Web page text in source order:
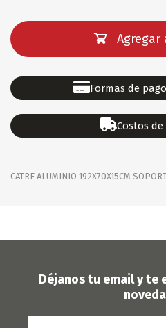
Formas de
Costos
CATRE ALUMINIO 192X70X15CM
Déjanos tu email y te